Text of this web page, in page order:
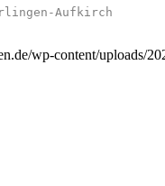
Aufkirch
wp-content/uploads/